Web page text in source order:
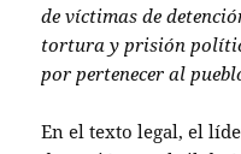
de víctimas de
tortura y prisión
por pertenecer al
En el texto legal, el